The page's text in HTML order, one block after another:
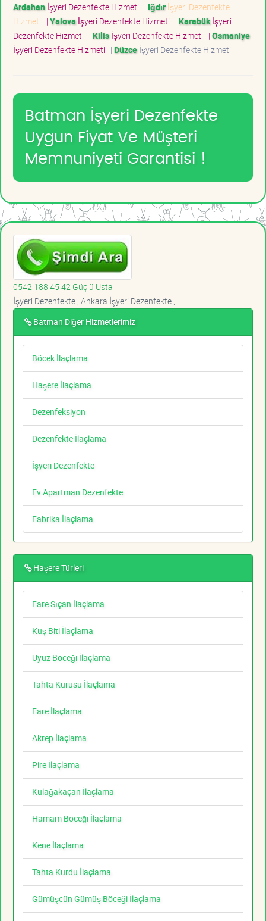
Ardahanİşyeri Dezenfekte Hizmeti | Iğdırİşyeri Dezenfekte
Hizmeti | Yalova İşyeri Dezenfekte Hizmeti | Karabükİşyeri
Dezenfekte Hizmeti | Kilisİşyeri Dezenfekte Hizmeti | Osmaniye
İşyeri Dezenfekte Hizmeti | Düzceİşyeri Dezenfekte Hizmeti
Batman İşyeri Dezenfekte
Uygun Fiyat Ve Müşteri
Memnuniyeti Garantisi !
0542 188 45 42 Güçlü Usta
İşyeri Dezenfekte , Ankara İşyeri Dezenfekte ,
Batman Diğer Hizmetlerimiz
Böcek İlaçlama
Haşere İlaçlama
Dezenfeksiyon
Dezenfekte İlaçlama
İşyeri Dezenfekte
Ev Apartman Dezenfekte
Fabrika İlaçlama
Haşere Türleri
Fare Sıçan İlaçlama
Kuş Biti İlaçlama
Uyuz Böceği İlaçlama
Tahta Kurusu İlaçlama
Fare İlaçlama
Akrep İlaçlama
Pire İlaçlama
Kulağakaçan İlaçlama
Hamam Böceği İlaçlama
Kene İlaçlama
Tahta Kurdu İlaçlama
Gümüşcün Gümüş Böceği İlaçlama